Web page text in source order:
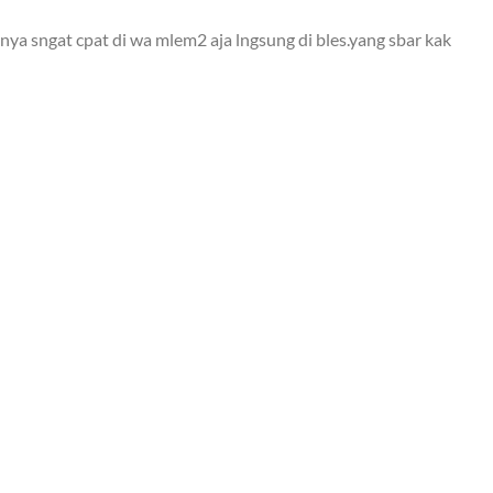
sngat cpat di wa mlem2 aja lngsung di bles.yang sbar kak